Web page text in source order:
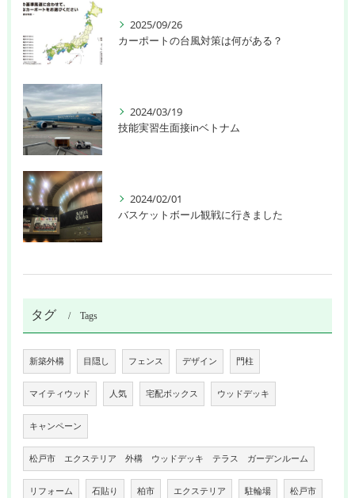
2025/09/26
カーポートの台風対策は何がある？
2024/03/19
技能実習生面接inベトナム
2024/02/01
バスケットボール観戦に行きました
タグ Tags
新築外構 目隠し フェンス デザイン 門柱
マイティウッド 人気 宅配ボックス ウッドデッキ
キャンペーン
松戸市 エクステリア 外構 ウッドデッキ テラス ガーデンルーム
リフォーム 石貼り 柏市 エクステリア 駐輪場 松戸市